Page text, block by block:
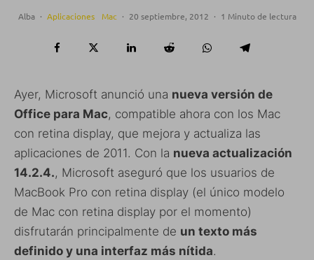
Alba · Aplicaciones Mac · 20 septiembre, 2012 · 1 Minuto de lectura
Ayer, Microsoft anunció una nueva versión de
Office para Mac, compatible ahora con los Mac
con retina display, que mejora y actualiza las
aplicaciones de 2011. Con la nueva actualización
14.2.4., Microsoft aseguró que los usuarios de
MacBook Pro con retina display (el único modelo
de Mac con retina display por el momento)
disfrutarán principalmente de un texto más
definido y una interfaz más nítida.